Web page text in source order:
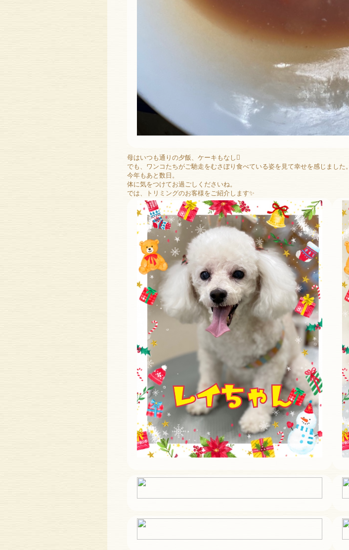
母はいつも通りの夕飯、ケーキもなし
でも、ワンコたちがご馳走をむさぼり食べている姿を見て幸せを感じました。
今年もあと数日。
体に気をつけてお過ごしくださいね。
では、トリミングのお客様をご紹介します✨